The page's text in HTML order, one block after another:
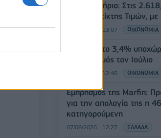
Χρηματιστήριο: Στις
Γενικός Δείκτης Τιμών,
07/08/2026 - 13:07 ΟΙΚΟΝΟΜΙΑ
ΕΛΣΤΑΤ: Στο 3,4%
πληθωρισμός τον Ιούλιο
07/08/2026 - 12:46 ΟΙΚΟΝΟΜΙΑ
Εμπρησμός της Marfin:
για την απολογία της η
κατηγορούμενη
07/08/2026 - 12:27 ΕΛΛΑΔΑ